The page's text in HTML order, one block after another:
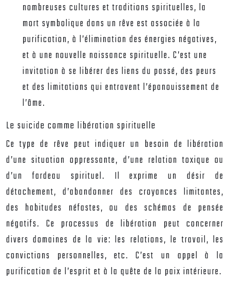
nombreuses cultures et traditions spirituelles, la
mort symbolique dans un rêve est associée à la
purification, à l’élimination des énergies négatives,
et à une nouvelle naissance spirituelle. C’est une
invitation à se libérer des liens du passé, des peurs
et des limitations qui entravent l’épanouissement de
l’âme.
Le suicide comme libération spirituelle
Ce type de rêve peut indiquer un besoin de libération
d’une situation oppressante, d’une relation toxique ou
d’un fardeau spirituel. Il exprime un désir de
détachement, d’abandonner des croyances limitantes,
des habitudes néfastes, ou des schémas de pensée
négatifs. Ce processus de libération peut concerner
divers domaines de la vie: les relations, le travail, les
convictions personnelles, etc. C’est un appel à la
purification de l’esprit et à la quête de la paix intérieure.